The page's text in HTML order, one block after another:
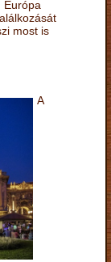
Európa
most is
A